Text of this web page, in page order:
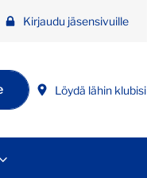
Kirjaudu jäsensivuille
Löydä lähin klubisi